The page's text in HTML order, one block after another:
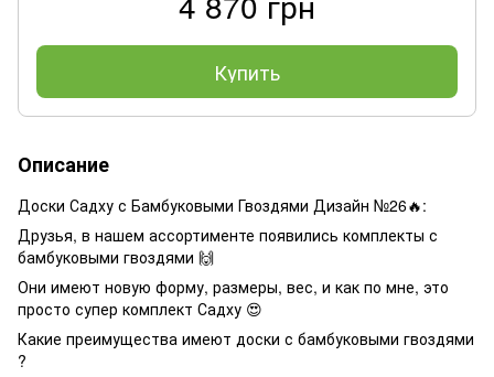
Купить
Описание
Доски Садху с Бамбуковыми Гвоздями Дизайн №26🔥:
Друзья, в нашем ассортименте появились комплекты с
бамбуковыми гвоздями 🙌
Они имеют новую форму, размеры, вес, и как по мне, это
просто супер комплект Садху 😍
Какие преимущества имеют доски с бамбуковыми гвоздями
?